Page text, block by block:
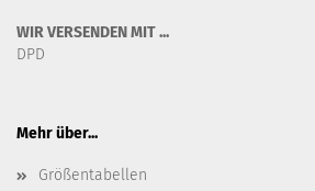
WIR VERSENDEN MIT ...
DPD
Mehr über...
Größentabellen